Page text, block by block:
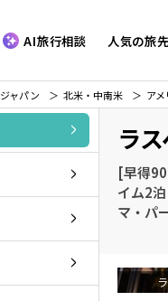
AI旅行相談 人気の旅
ャパン 北米・中南米 ア
ラ
[早得
イム2
マ・パ